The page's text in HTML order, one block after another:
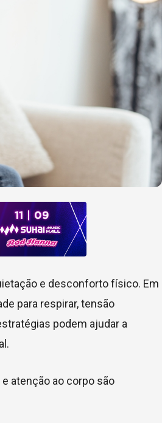
e desconforto físico. Em
para respirar, tensão
podem ajudar a
atenção ao corpo são